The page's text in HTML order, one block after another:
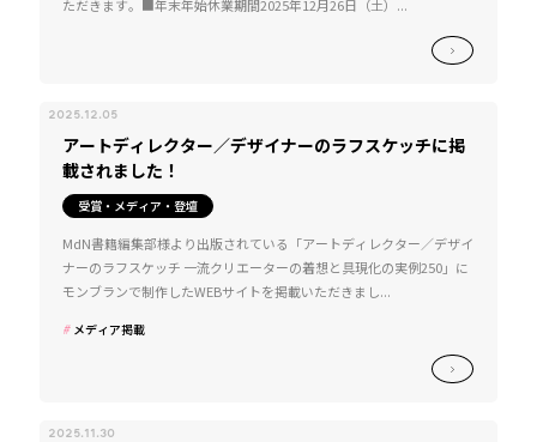
ただきます。■年末年始休業期間2025年12月26日（土）...
2025.12.05
アートディレクター／デザイナーのラフスケッチに掲
載されました！
受賞・メディア・登壇
MdN書籍編集部様より出版されている「アートディレクター／デザイ
ナーのラフスケッチ 一流クリエーターの着想と具現化の実例250」に
モンブランで制作したWEBサイトを掲載いただきまし...
メディア掲載
2025.11.30